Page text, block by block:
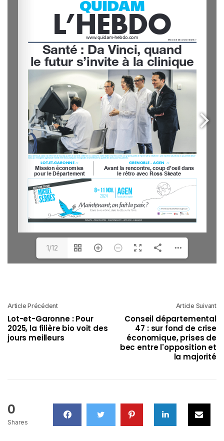
1/12
Article Précédent
Lot-et-Garonne : Pour
2025, la filière bio voit des
jours meilleurs
Article Suivant
Conseil départemental
47 : sur fond de crise
économique, prises de
bec entre l'opposition et
la majorité
0
Shares